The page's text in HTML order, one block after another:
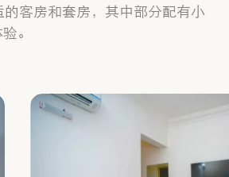
客房和套房，其中部分配有小
。